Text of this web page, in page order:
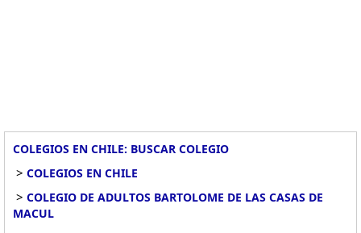
COLEGIOS EN CHILE: BUSCAR COLEGIO
> COLEGIOS EN CHILE
> COLEGIO DE ADULTOS BARTOLOME DE LAS CASAS DE
MACUL